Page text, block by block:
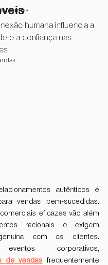
Vendas
humana influencia a
e a confiança nas
autênticos é
vendas bem-sucedidas.
eficazes vão além
racionais e exigem
com os clientes.
de vendas frequentemente